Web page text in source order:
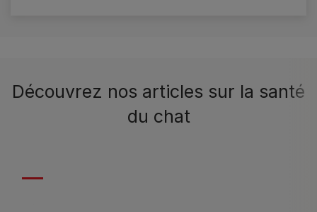
Découvrez nos articles sur la santé
du chat